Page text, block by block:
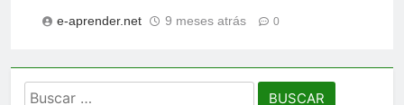
e-aprender.net 9 meses atrás 0
Buscar: